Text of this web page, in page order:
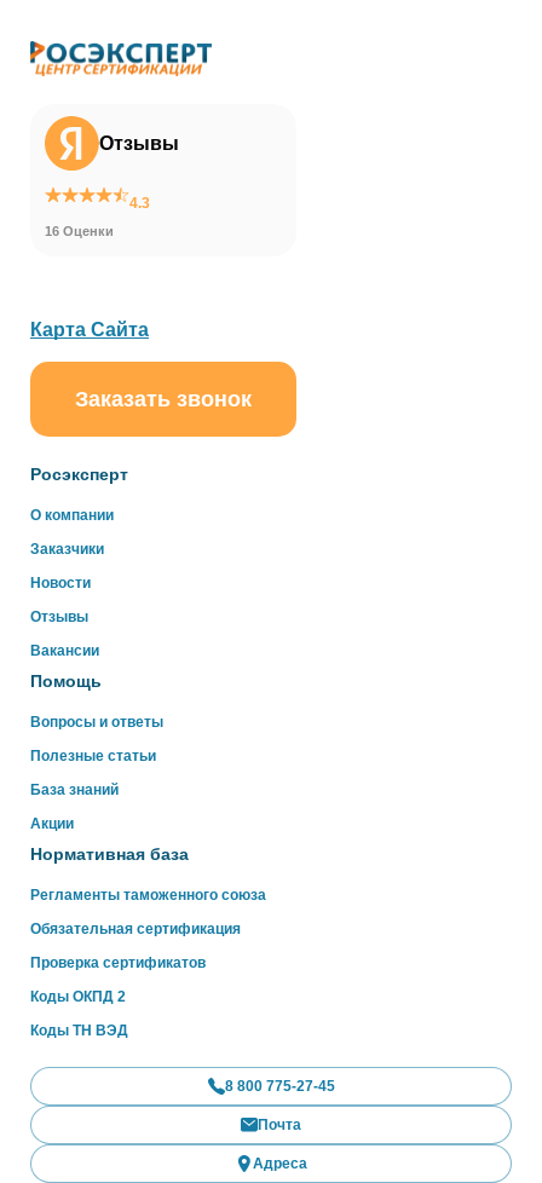
Отзывы
4.3
16 Оценки
Росэксперт
О компании
Заказчики
Новости
Отзывы
Вакансии
Помощь
Вопросы и ответы
Полезные статьи
База знаний
Акции
Нормативная база
Регламенты таможенного союза
Обязательная сертификация
Проверка сертификатов
Коды ОКПД 2
Коды ТН ВЭД
Карта Сайта
Заказать звонок
8 800 775-27-45
Почта
Адреса
online
Здравствуйте!
Свяжитесь с нами через WhatsApp нажав на кнопку